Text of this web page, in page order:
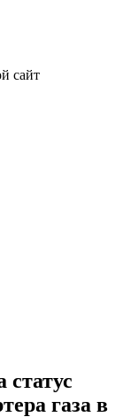
сайт
статус
газа в